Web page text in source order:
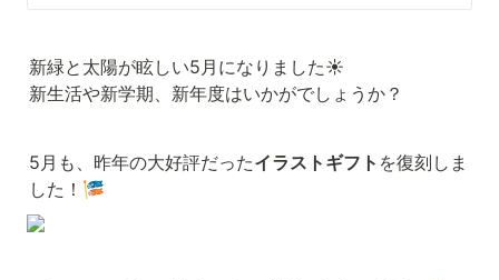
新緑と太陽が眩しい5月になりました☀️
新生活や新学期、新年度はいかがでしょうか？
5月も、昨年の大好評だったイラストギフト を復刻しま
した！🎏